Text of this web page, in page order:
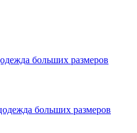
больших размеров
больших размеров